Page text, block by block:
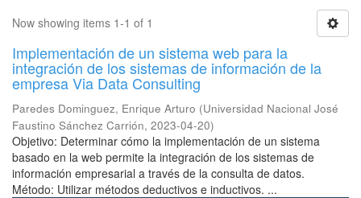
Now showing items 1-1 of 1
Implementación de un sistema web para la
integración de los sistemas de información de la
empresa Via Data Consulting
Paredes Dominguez, Enrique Arturo (Universidad Nacional José
Faustino Sánchez Carrión, 2023-04-20)
Objetivo: Determinar cómo la implementación de un sistema
basado en la web permite la integración de los sistemas de
información empresarial a través de la consulta de datos.
Método: Utilizar métodos deductivos e inductivos. ...